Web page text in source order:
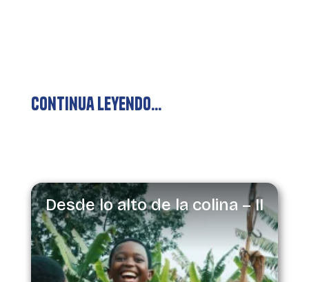
Continua leyendo…
Desde lo alto de la colina – II